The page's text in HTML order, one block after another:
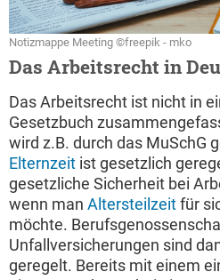
Notizmappe Meeting ©freepik - mko
Das Arbeitsrecht in
Das Arbeitsrecht ist nicht in
Gesetzbuch
wird z.B. durch das MuSchG
Elternzeit ist gesetzlich
gesetzliche Sicherheit bei
wenn man Altersteilzeitfür
möchte.
Unfallversicherungen sind
geregelt. Bereits mit einem